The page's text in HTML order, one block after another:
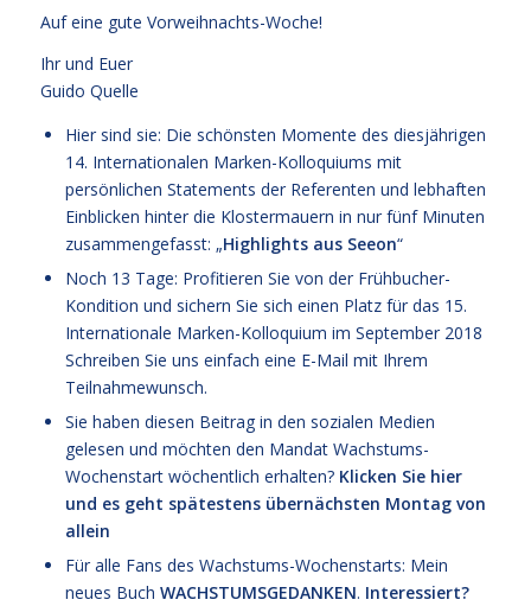
Auf eine gute Vorweihnachts-Woche!
Ihr und Euer
Guido Quelle
Hier sind sie: Die schönsten Momente des diesjährigen
14. Internationalen Marken-Kolloquiums mit
persönlichen Statements der Referenten und lebhaften
Einblicken hinter die Klostermauern in nur fünf Minuten
zusammengefasst: „Highlights aus Seeon“
Noch 13 Tage: Profitieren Sie von der Frühbucher-
Kondition und sichern Sie sich einen Platz für das 15.
Internationale Marken-Kolloquium im September 2018
Schreiben Sie uns einfach eine E-Mail mit Ihrem
Teilnahmewunsch.
Sie haben diesen Beitrag in den sozialen Medien
gelesen und möchten den Mandat Wachstums-
Wochenstart wöchentlich erhalten? Klicken Sie hier
und es geht spätestens übernächsten Montag von
allein
Für alle Fans des Wachstums-Wochenstarts: Mein
neues Buch WACHSTUMSGEDANKEN. Interessiert?